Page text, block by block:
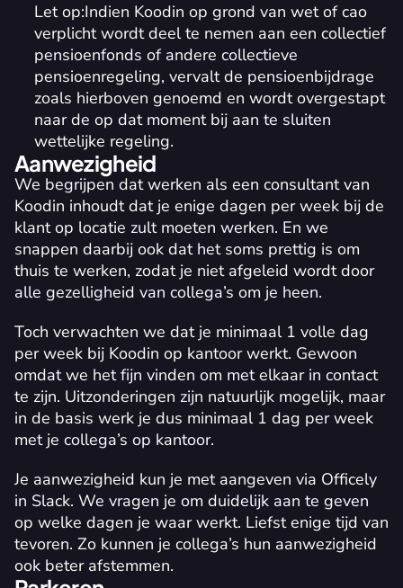
Let op:Indien Koodin op grond van wet of cao
verplicht wordt deel te nemen aan een collectief
pensioenfonds of andere collectieve
pensioenregeling, vervalt de pensioenbijdrage
zoals hierboven genoemd en wordt overgestapt
naar de op dat moment bij aan te sluiten
wettelijke regeling.
Aanwezigheid
We begrijpen dat werken als een consultant van
Koodin inhoudt dat je enige dagen per week bij de
klant op locatie zult moeten werken. En we
snappen daarbij ook dat het soms prettig is om
thuis te werken, zodat je niet afgeleid wordt door
alle gezelligheid van collega’s om je heen.
Toch verwachten we dat je minimaal 1 volle dag
per week bij Koodin op kantoor werkt. Gewoon
omdat we het fijn vinden om met elkaar in contact
te zijn. Uitzonderingen zijn natuurlijk mogelijk, maar
in de basis werk je dus minimaal 1 dag per week
met je collega’s op kantoor.
Je aanwezigheid kun je met aangeven via Officely
in Slack. We vragen je om duidelijk aan te geven
op welke dagen je waar werkt. Liefst enige tijd van
tevoren. Zo kunnen je collega’s hun aanwezigheid
ook beter afstemmen.